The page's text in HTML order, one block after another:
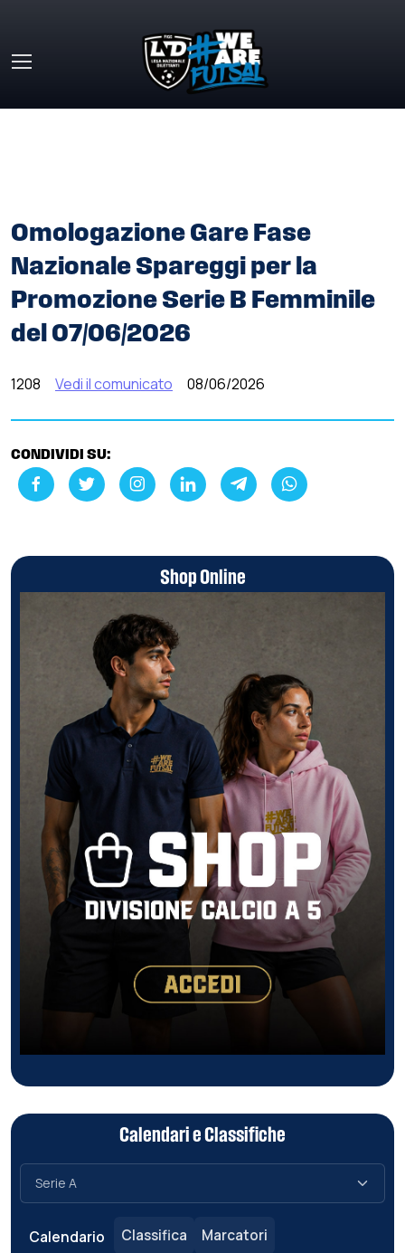
Omologazione Gare Fase
Nazionale Spareggi per la
Promozione Serie B Femminile
del 07/06/2026
1208 Vedi il comunicato 08/06/2026
CONDIVIDI SU:
Shop Online
Calendari e Classifiche
Calendario Classifica Marcatori